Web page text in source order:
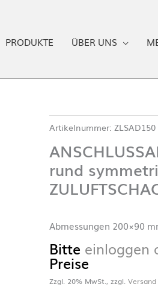
PRODUKTE ÜBER UNS
Artikelnummer: ZLSAD150
rund
Abmessungen 200×90
Bitte einloggen
Preise
Zzgl. 20% MwSt., zzgl.Versand